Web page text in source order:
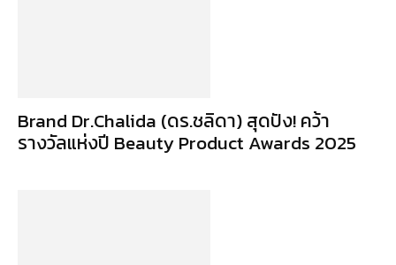
Brand Dr.Chalida (ดร.ชลิดา) สุดปัง! คว้า
รางวัลแห่งปี Beauty Product Awards 2025